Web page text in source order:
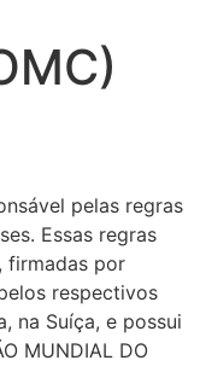
pelas regras
Essas regras
firmadas por
respectivos
na Suíça, e possui
MUNDIAL DO